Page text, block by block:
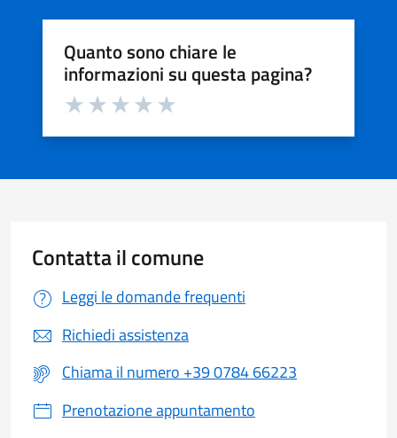
Quanto sono chiare le
informazioni su questa pagina?
Valuta da 1 a 5 stelle la pagina
Contatta il comune
Leggi le domande frequenti
Richiedi assistenza
Chiama il numero +39 0784 66223
Prenotazione appuntamento